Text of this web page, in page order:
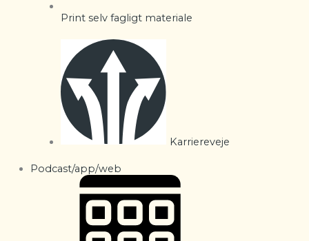
Print selv fagligt materiale
Karriereveje
Podcast/app/web